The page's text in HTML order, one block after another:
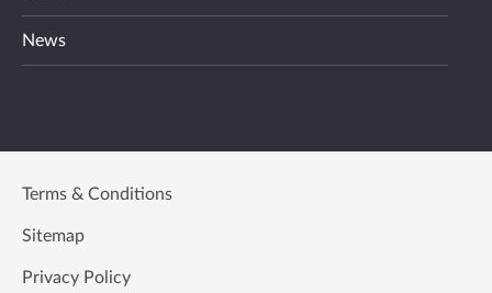
News
Terms & Conditions
Sitemap
Privacy Policy